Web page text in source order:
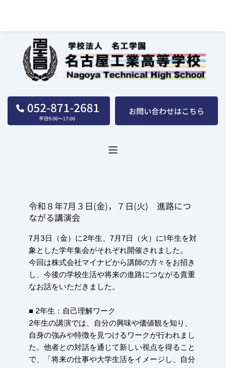
令和８年7月３日(金)，７日(火)　進路につ
ながる講演会
7月3日（金）に2年生、7月7日（火）に1年生を対
象とした学年集会がそれぞれ開催されました。
今回は株式会社マイナビから講師の方々をお招き
し、今後の学校生活や将来の進路につながる貴重
なお話をいただきました。
■ 2年生：自己理解ワーク
2年生の講演では、自分の興味や価値観を知り、
自身の強みや特徴を見つけるワークが行われまし
た。他者との対話を通じて新しい視点を得ること
で、「将来の仕事や大学生活をイメージし、自分